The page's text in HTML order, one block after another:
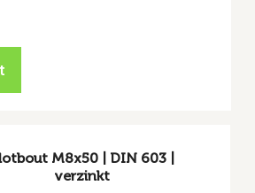
M8x50 | DIN 603 |
verzinkt